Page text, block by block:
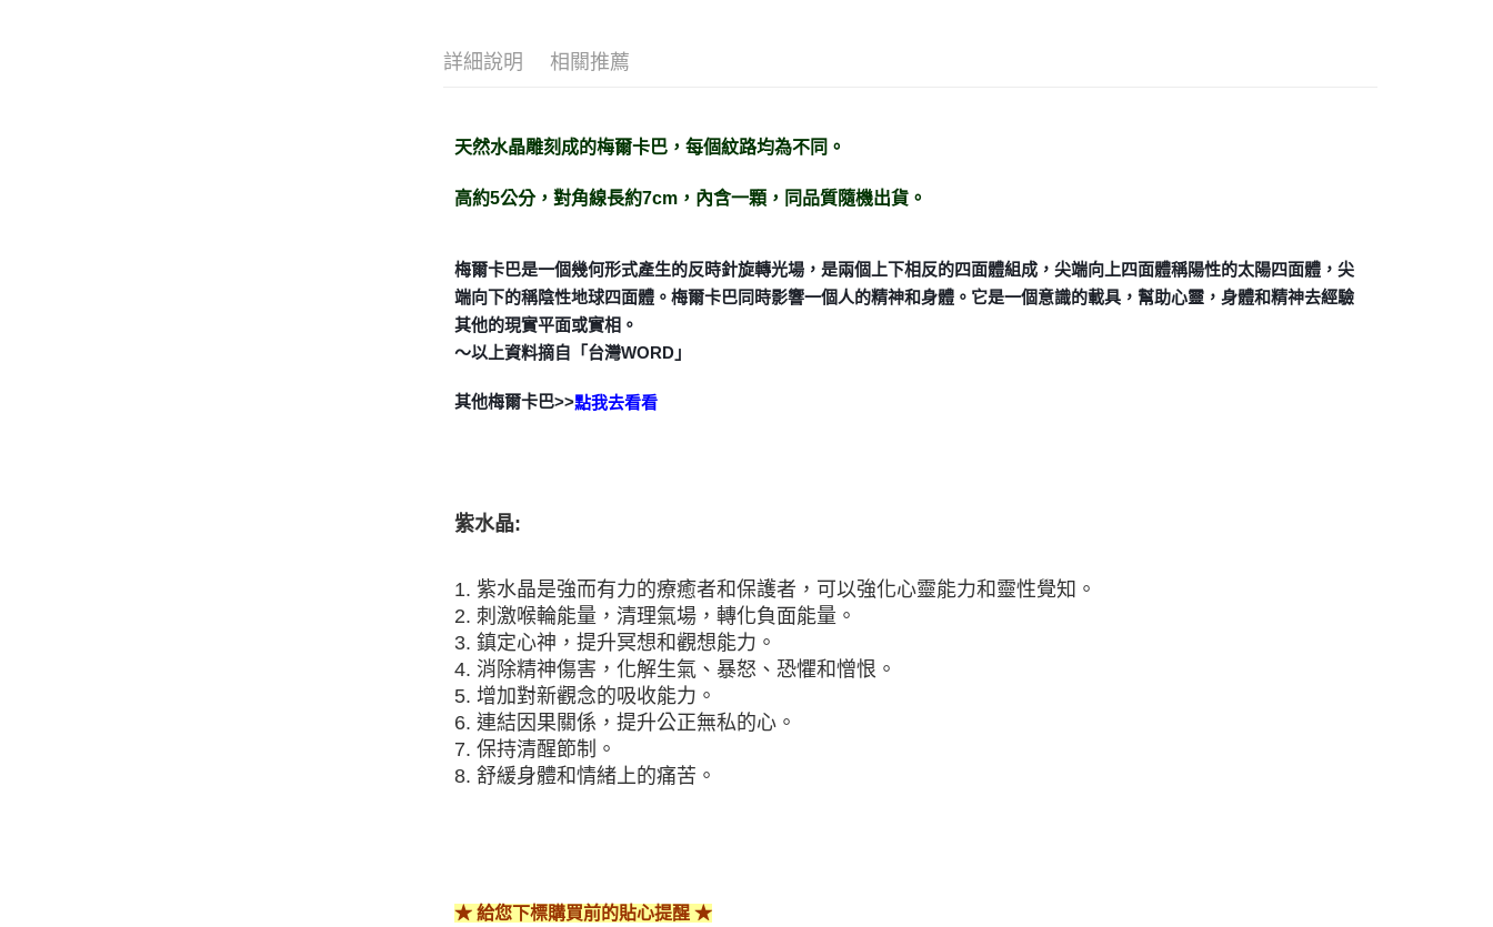
詳細說明 相關推薦
天然水晶雕刻成的梅爾卡巴，每個紋路均為不同。
高約5公分，對角線長約7cm，內含一顆，同品質隨機出貨。
梅爾卡巴是一個幾何形式產生的反時針旋轉光場，是兩個上下相反的四面體組成，尖端向上四面體稱陽性的太陽四面體，尖
端向下的稱陰性地球四面體。梅爾卡巴同時影響一個人的精神和身體。它是一個意識的載具，幫助心靈，身體和精神去經驗
其他的現實平面或實相。
～以上資料摘自「台灣WORD」
其他梅爾卡巴>>點我去看看
紫水晶:
1. 紫水晶是強而有力的療癒者和保護者，可以強化心靈能力和靈性覺知。
2. 刺激喉輪能量，清理氣場，轉化負面能量。
3. 鎮定心神，提升冥想和觀想能力。
4. 消除精神傷害，化解生氣、暴怒、恐懼和憎恨。
5. 增加對新觀念的吸收能力。
6. 連結因果關係，提升公正無私的心。
7. 保持清醒節制。
8. 舒緩身體和情緒上的痛苦。
★ 給您下標購買前的貼心提醒 ★